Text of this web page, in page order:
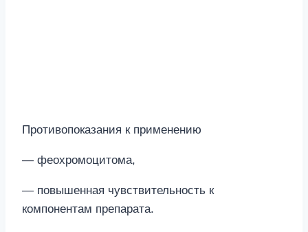
Противопоказания к применению
— феохромоцитома,
— повышенная чувствительность к
компонентам препарата.